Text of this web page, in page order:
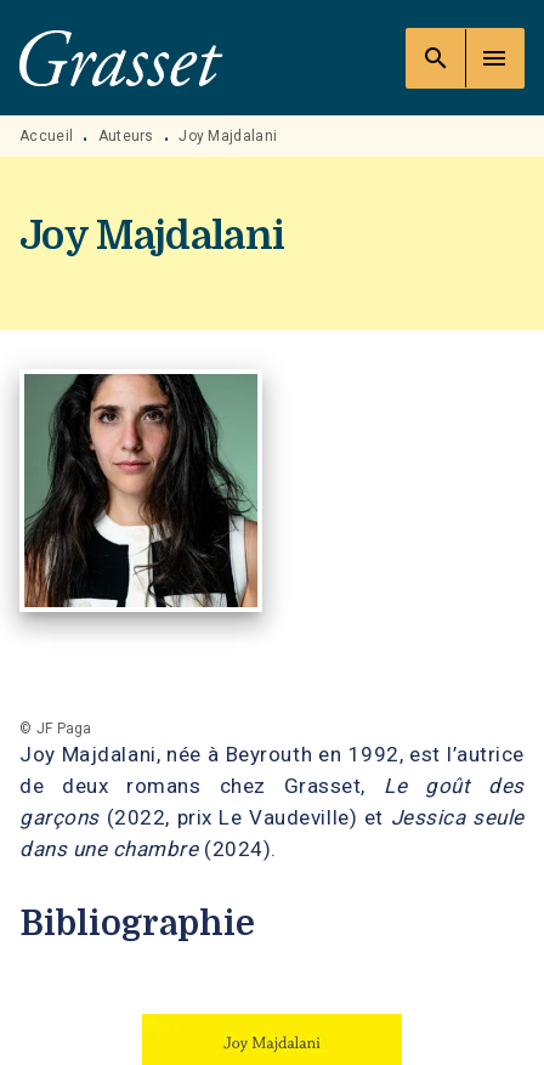
MENU RECHERCHE
PIED DE PAGE
search menu
Accueil • Auteurs • Joy Majdalani
Joy Majdalani
Joy Majdalani, née à Beyrouth en 1992, est l’autrice
de deux romans chez Grasset, Le goût des
garçons(2022, prix Le Vaudeville) et Jessica seule
dans une chambre (2024).
© JF Paga
Bibliographie